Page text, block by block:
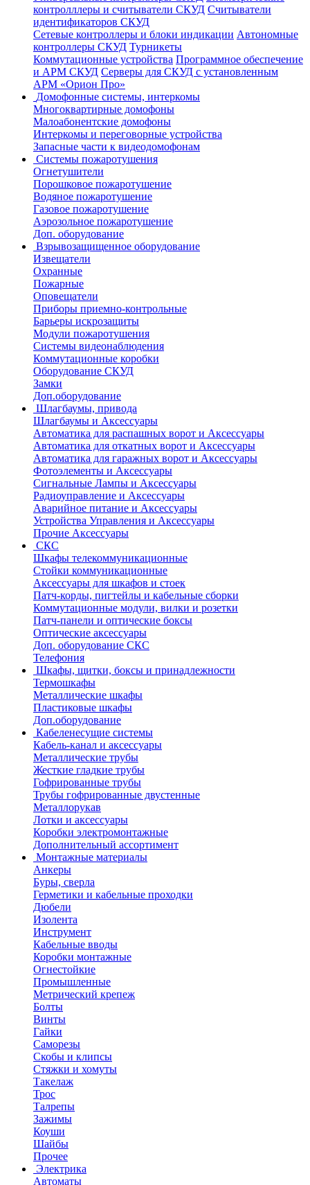
контролллеры и считыватели СКУД Считыватели
идентификаторов СКУД
Сетевые контроллеры и блоки индикации Автономные
контроллеры СКУД Турникеты
Коммутационные устройства Программное обеспечение
и АРМ СКУД Серверы для СКУД с установленным
АРМ «Орион Про»
Домофонные системы, интеркомы
Многоквартирные домофоны
Малоабонентские домофоны
Интеркомы и переговорные устройства
Запасные части к видеодомофонам
Системы пожаротушения
Огнетушители
Порошковое пожаротушение
Водяное пожаротушение
Газовое пожаротушение
Аэрозольное пожаротушение
Доп. оборудование
Взрывозащищенное оборудование
Извещатели
Охранные
Пожарные
Оповещатели
Приборы приемно-контрольные
Барьеры искрозащиты
Модули пожаротушения
Системы видеонаблюдения
Коммутационные коробки
Оборудование СКУД
Замки
Доп.оборудование
Шлагбаумы, привода
Шлагбаумы и Аксессуары
Автоматика для распашных ворот и Аксессуары
Автоматика для откатных ворот и Аксессуары
Автоматика для гаражных ворот и Аксессуары
Фотоэлементы и Аксессуары
Сигнальные Лампы и Аксессуары
Радиоуправление и Аксессуары
Аварийное питание и Аксессуары
Устройства Управления и Аксессуары
Прочие Аксессуары
СКС
Шкафы телекоммуникационные
Стойки коммуникационные
Аксессуары для шкафов и стоек
Патч-корды, пигтейлы и кабельные сборки
Коммутационные модули, вилки и розетки
Патч-панели и оптические боксы
Оптические аксессуары
Доп. оборудование СКС
Телефония
Шкафы, щитки, боксы и принадлежности
Термошкафы
Металлические шкафы
Пластиковые шкафы
Доп.оборудование
Кабеленесущие системы
Кабель-канал и аксессуары
Металлические трубы
Жесткие гладкие трубы
Гофрированные трубы
Трубы гофрированные двустенные
Металлорукав
Лотки и аксессуары
Коробки электромонтажные
Дополнительный ассортимент
Монтажные материалы
Анкеры
Буры, сверла
Герметики и кабельные проходки
Дюбели
Изолента
Инструмент
Кабельные вводы
Коробки монтажные
Огнестойкие
Промышленные
Метрический крепеж
Болты
Винты
Гайки
Саморезы
Скобы и клипсы
Стяжки и хомуты
Такелаж
Трос
Талрепы
Зажимы
Коуши
Шайбы
Прочее
Электрика
Автоматы